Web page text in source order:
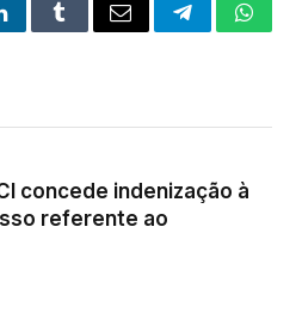
TumblrEmail Telegram
concede indenização à
referente ao